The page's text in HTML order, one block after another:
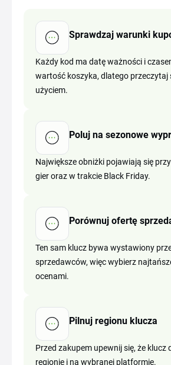
Sprawdzaj warunki
Każdy kod ma datę ważności i
wartość koszyka, dlatego przeczytaj
użyciem.
Poluj na sezonowe
Największe obniżki pojawiają się
gier oraz w trakcie Black Friday.
Porównuj ofertę
Ten sam klucz bywa wystawiony
sprzedawców, więc wybierz
ocenami.
Pilnuj regionu klucza
Przed zakupem upewnij się, że klucz
regionie i na wybranej platformie.